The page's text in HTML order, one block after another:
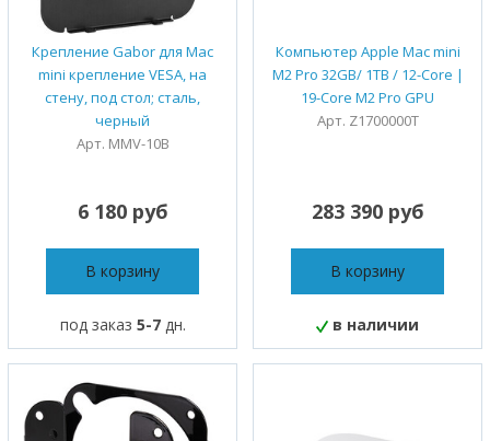
Крепление Gabor для Mac
mini крепление VESA, на
стену, под стол; сталь,
черный
Арт. MMV-10B
6 180 руб
В корзину
под заказ 5-7дн.
Компьютер Apple Mac mini
M2 Pro 32GB/ 1TB / 12-Core |
19-Core M2 Pro GPU
Арт. Z1700000T
283 390 руб
В корзину
в наличии